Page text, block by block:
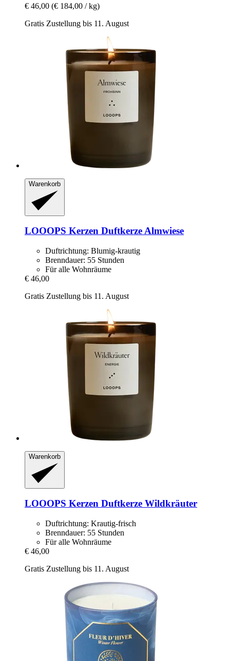
€ 46,00 (€ 184,00 / kg)
Gratis Zustellung bis 11. August
Warenkorb
LOOOPS Kerzen Duftkerze Almwiese
Duftrichtung: Blumig-krautig
Brenndauer: 55 Stunden
Für alle Wohnräume
€ 46,00
Gratis Zustellung bis 11. August
Warenkorb
LOOOPS Kerzen Duftkerze Wildkräuter
Duftrichtung: Krautig-frisch
Brenndauer: 55 Stunden
Für alle Wohnräume
€ 46,00
Gratis Zustellung bis 11. August